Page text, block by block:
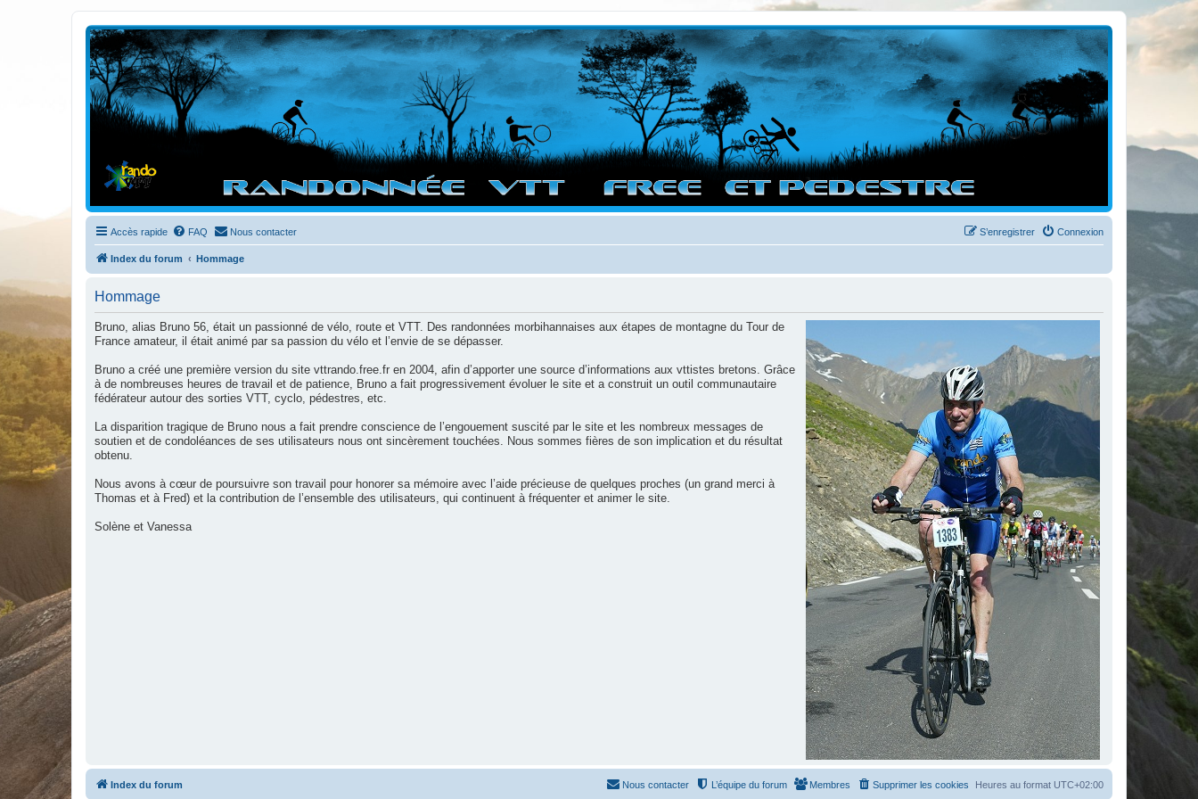
Randovttfree.fr
Bienvenue sur le site des randos vtt et pédestre de Bretagne . Bonne navigation sur le site et bonnes randos dans l'Ouest !
Accès rapide FAQ Nous contacter Connexion
S’enregistrer
Index du forum Hommage
Hommage
Bruno, alias Bruno 56, était un passionné de vélo, route et VTT. Des randonnées morbihannaises aux étapes de montagne du Tour de
France amateur, il était animé par sa passion du vélo et l’envie de se dépasser.
Bruno a créé une première version du site vttrando.free.fr en 2004, afin d’apporter une source d’informations aux vttistes bretons. Grâce
à de nombreuses heures de travail et de patience, Bruno a fait progressivement évoluer le site et a construit un outil communautaire
fédérateur autour des sorties VTT, cyclo, pédestres, etc.
La disparition tragique de Bruno nous a fait prendre conscience de l’engouement suscité par le site et les nombreux messages de
soutien et de condoléances de ses utilisateurs nous ont sincèrement touchées. Nous sommes fières de son implication et du résultat
obtenu.
Nous avons à cœur de poursuivre son travail pour honorer sa mémoire avec l’aide précieuse de quelques proches (un grand merci à
Thomas et à Fred) et la contribution de l’ensemble des utilisateurs, qui continuent à fréquenter et animer le site.
Solène et Vanessa
Index du forum Heures au format UTC+02:00
Supprimer les cookies
Membres
L’équipe du forum
Nous contacter